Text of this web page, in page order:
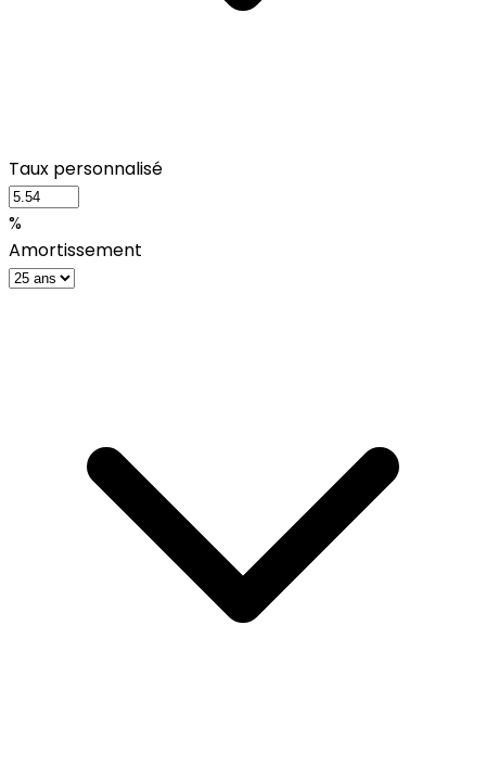
Taux personnalisé
%
Amortissement